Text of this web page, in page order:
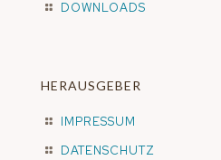
DOWNLOADS
HERAUSGEBER
IMPRESSUM
DATENSCHUTZ